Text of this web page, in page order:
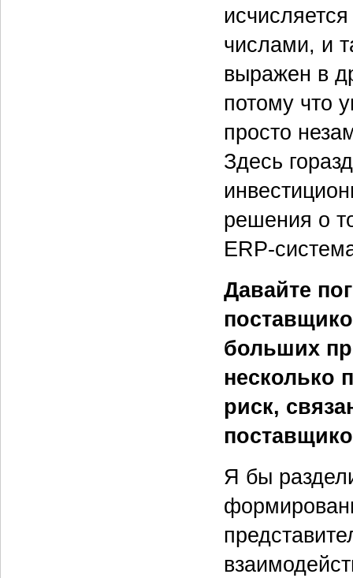
числами, и
выражен в
потому что
просто
Здесь
решения о
ERP-
Давайте
больших
несколько
риск,
Я бы